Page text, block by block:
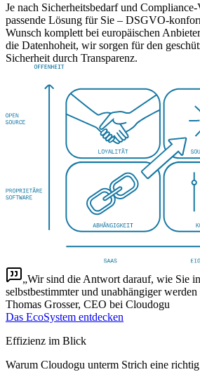
Je nach Sicherheitsbedarf und
passende Lösung für Sie – DSGVO-
Wunsch komplett bei europäischen
die Datenhoheit, wir sorgen für den
Sicherheit durch Transparenz.
Wir sind die Antwort darauf, wie Sie
selbstbestimmter und unabhängiger werden
Thomas Grosser, CEO bei Cloudogu
Das EcoSystem entdecken
Effizienz im Blick
Warum Cloudogu unterm Strich eine